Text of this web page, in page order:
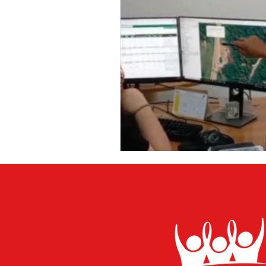
Patrimônio Municipal
Comunicados e Avisos
Alagação e Enchente